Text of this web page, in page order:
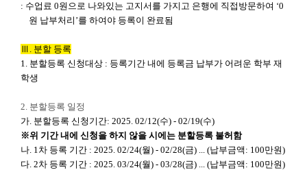
: 수업료 0원으로 나와있는 고지서를 가지고 은행에 직접방문하여 ‘0
원 납부처리 ’를 하여야 등록이 완료됨
Ⅲ . 분할 등록
1. 분할등록 신청대상 : 등록기간 내에 등록금 납부가 어려운 학부 재
학생
2. 분할등록 일정
가. 분할등록 신청기간: 2025. 02/12(수) - 02/19(수)
※위 기간 내에 신청을 하지 않을 시에는 분할등록 불허함
나. 1차 등록 기간 : 2025. 02/24(월) - 02/28(금) ... (납부금액 : 100만원)
다. 2차 등록 기간 : 2025. 03/24(월) - 03/28(금) ... (납부금액 : 100만원)